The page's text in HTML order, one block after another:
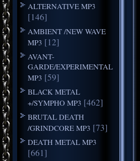
ALTERNATIVE MP3
[146]
AMBIENT /NEW WAVE
MP3 [12]
AVANT-
GARDE/EXPERIMENTAL
MP3 [59]
BLACK METAL
+/SYMPHO MP3 [462]
BRUTAL DEATH
/GRINDCORE MP3 [73]
DEATH METAL MP3
[661]